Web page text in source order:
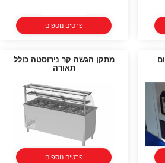
פרטים נוספים
מתקן הגשה קר נירוסטה כולל
תאורה
פרטים נוספים